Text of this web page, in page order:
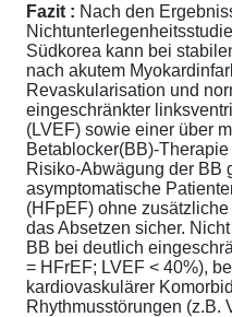
Fazit : Nach den
Südkorea kann bei
nach akutem
Revaskularisation und
eingeschränkter
(LVEF) sowie einer über
Betablocker(BB)-
Risiko-Abwägung der BB
asymptomatische
(HFpEF) ohne
das Absetzen sicher.
BB bei deutlich
= HFrEF; LVEF < 40%),
kardiovaskulärer
Rhythmusstörungen (z.B.